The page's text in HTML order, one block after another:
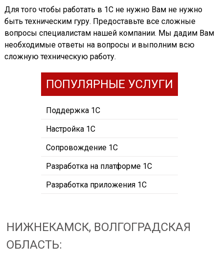
Для того чтобы работать в 1С не нужно Вам не нужно
быть техническим гуру. Предоставьте все сложные
вопросы специалистам нашей компании. Мы дадим Вам
необходимые ответы на вопросы и выполним всю
сложную техническую работу.
ПОПУЛЯРНЫЕ УСЛУГИ
Поддержка 1С
Настройка 1С
Сопровождение 1С
Разработка на платформе 1С
Разработка приложения 1С
НИЖНЕКАМСК, ВОЛГОГРАДСКАЯ
ОБЛАСТЬ: